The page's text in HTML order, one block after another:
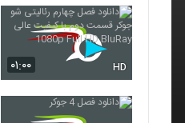
۰۱:۰۰ HD